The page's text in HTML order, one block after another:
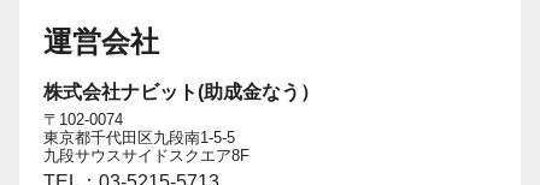
運営会社
株式会社ナビット(助成金なう）
〒102-0074
東京都千代田区九段南1-5-5
九段サウスサイドスクエア8F